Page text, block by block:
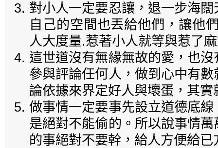
對小人一定要忍讓，退一步海
自己的空間也丟給他們，讓他
人大度量.惹著小人就等與惹了
這世道沒有無緣無故的愛，也
參與評論任何人，做到心中有
論依據來界定好人與壞蛋，其
做事情一定要事先設立道德底
是絕對不能偷的。所以說事情
的事絕對不要幹，給人方便給已